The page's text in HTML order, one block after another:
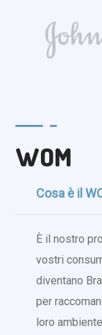
WOM
Cosa è il
È il nostro
vostri
diventano
per
loro